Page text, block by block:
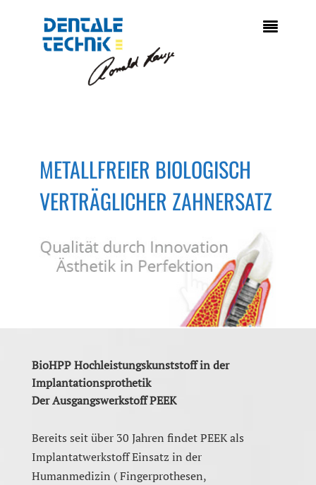

METALLFREIER BIOLOGISCH
VERTRÄGLICHER ZAHNERSATZ
BioHPP Hochleistungskunststoff in der
Implantationsprothetik
Der Ausgangswerkstoff PEEK
Bereits seit über 30 Jahren findet PEEK als
Implantatwerkstoff Einsatz in der
Humanmedizin ( Fingerprothesen,